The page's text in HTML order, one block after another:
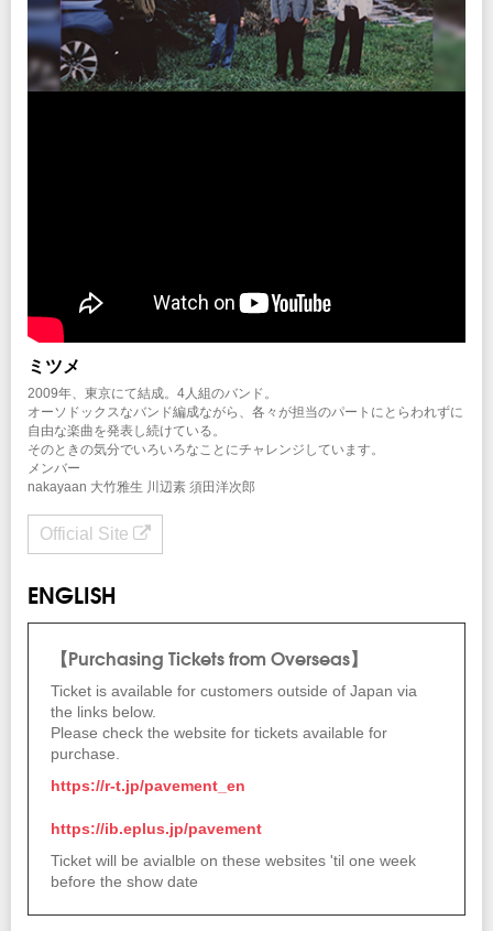
ミツメ
2009年、東京にて結成。4人組のバンド。
オーソドックスなバンド編成ながら、各々が担当のパートにとらわれずに
自由な楽曲を発表し続けている。
そのときの気分でいろいろなことにチャレンジしています。
メンバー
nakayaan 大竹雅生 川辺素 須田洋次郎
Official Site
ENGLISH
【Purchasing Tickets from Overseas】
Ticket is available for customers outside of Japan via
the links below.
Please check the website for tickets available for
purchase.
https://r-t.jp/pavement_en
https://ib.eplus.jp/pavement
Ticket will be avialble on these websites 'til one week
before the show date